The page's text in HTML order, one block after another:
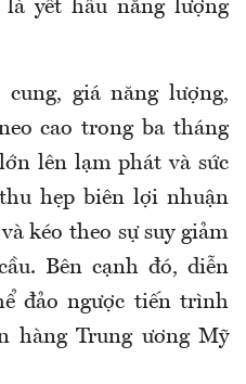
yết hầu năng lượng
giá năng lượng,
cao trong ba tháng
lên lạm phát và sức
hẹp biên lợi nhuận
kéo theo sự suy giảm
Bên cạnh đó, diễn
đảo ngược tiến trình
hàng Trung ương Mỹ